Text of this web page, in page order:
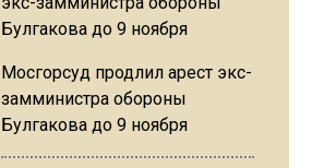
Мосгорсуд продлил арест экс-
замминистра обороны
Булгакова до 9 ноября